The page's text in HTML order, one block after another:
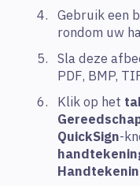
Gebruik een
rondom uw
Sla deze
PDF, BMP,
Klik op het
QuickSign-